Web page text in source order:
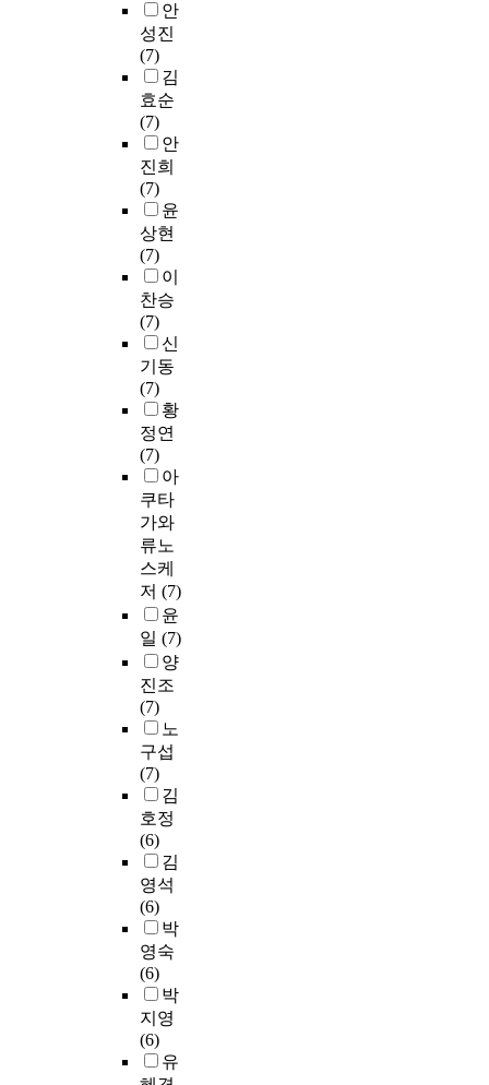
안
성진
(7)
김
효순
(7)
안
진희
(7)
윤
상현
(7)
이
찬승
(7)
신
기동
(7)
황
정연
(7)
아
쿠타
가와
류노
스케
저 (7)
윤
일 (7)
양
진조
(7)
노
구섭
(7)
김
호정
(6)
김
영석
(6)
박
영숙
(6)
박
지영
(6)
유